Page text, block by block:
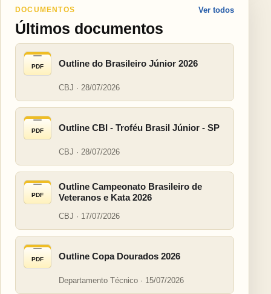
DOCUMENTOS
Últimos documentos
Ver todos
PDF Outline do Brasileiro Júnior 2026
CBJ · 28/07/2026
PDF Outline CBI - Troféu Brasil Júnior - SP
CBJ · 28/07/2026
PDF
Outline Campeonato Brasileiro de
Veteranos e Kata 2026
CBJ · 17/07/2026
PDF Outline Copa Dourados 2026
Departamento Técnico · 15/07/2026